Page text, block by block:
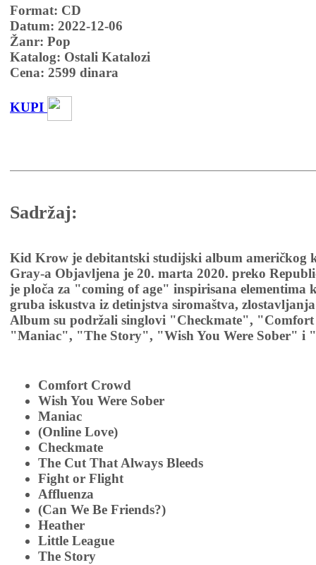
Format: CD
Datum: 2022-12-06
Žanr: Pop
Katalog: Ostali Katalozi
Cena: 2599 dinara
KUPI
Sadržaj:
Kid Krow je debitantski studijski album američkog
Gray-a Objavljena je 20. marta 2020. preko
je ploča za "coming of age" inspirisana elementima
gruba iskustva iz detinjstva siromaštva,
Album su podržali singlovi "Checkmate",
"Maniac", "The Story", "Wish You Were Sober" i
Comfort Crowd
Wish You Were Sober
Maniac
(Online Love)
Checkmate
The Cut That Always Bleeds
Fight or Flight
Affluenza
(Can We Be Friends?)
Heather
Little League
The Story